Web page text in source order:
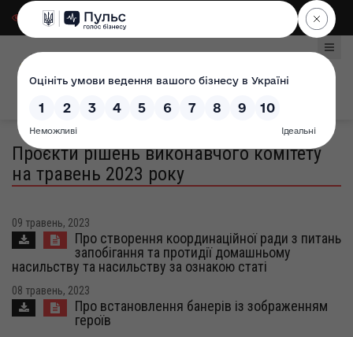
Для слабозорих|
Проєкти рішень виконавчого комітету
на травень 2023 року
09 травень, 2023
Про створення координаційної ради з питань
запобігання та протидії домашньому
насильству та насильству за ознакою статі
08 травень, 2023
Про встановлення банерів із зображенням
героїв